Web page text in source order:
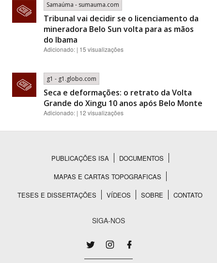
Samaúma - sumauma.com
Tribunal vai decidir se o licenciamento da
mineradora Belo Sun volta para as mãos
do Ibama
Adicionado: | 15 visualizações
g1 - g1.globo.com
Seca e deformações: o retrato da Volta
Grande do Xingu 10 anos após Belo Monte
Adicionado: | 12 visualizações
Rodapé
PUBLICAÇÕES ISA
DOCUMENTOS
MAPAS E CARTAS TOPOGRAFICAS
TESES E DISSERTAÇÕES
VÍDEOS SOBRE CONTATO
SIGA-NOS